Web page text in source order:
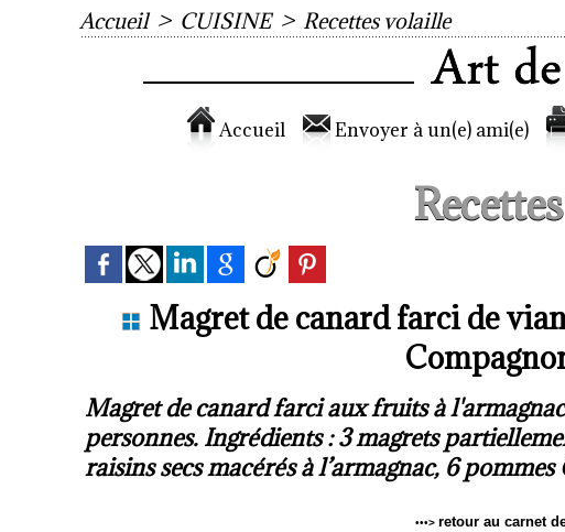
Accueil > CUISINE > Recettes volaille
Accueil Envoyer à un(e) ami(e)
Magret de canard farci de
Magret de canard farci aux fruits à
personnes. Ingrédients : 3 magrets
raisins secs macérés à l’armagnac, 6 pommes
•••> retour au carnet